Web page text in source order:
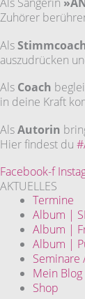
Zuhörer
Als
auszudrücken
Als Coach
in deine Kraft
AlsAutorin
Hier findest du
Facebook-f
AKTUELLES
Termine
Album |
Album |
Album |
Seminare
Mein Blog
Shop